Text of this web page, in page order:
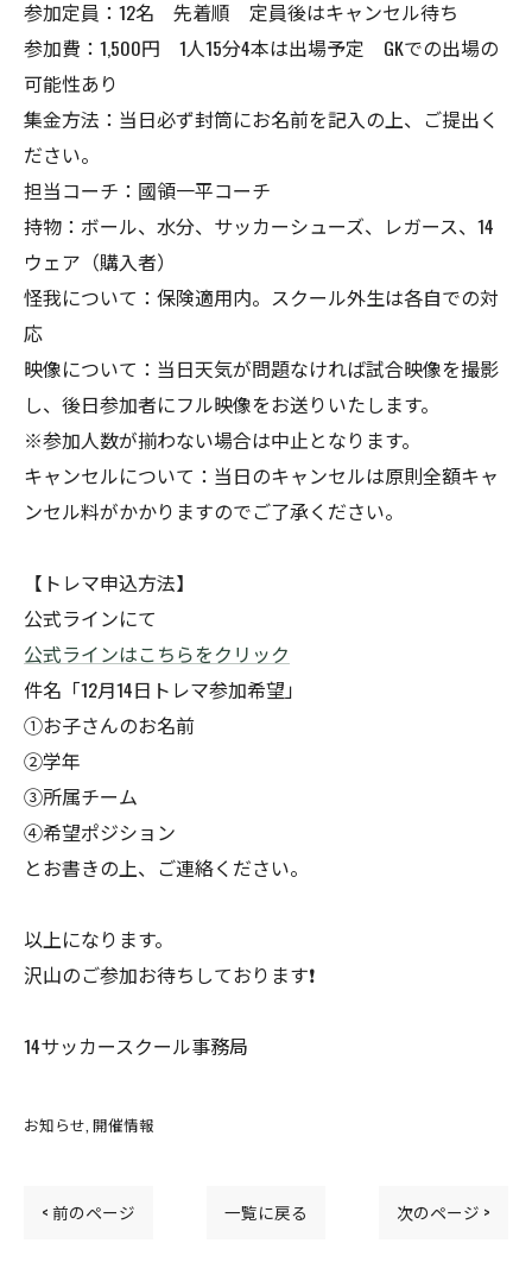
参加定員：12名 先着順 定員後はキャンセル待ち
参加費：1,500円 1人15分4本は出場予定 GKでの出場の
可能性あり
集金方法：当日必ず封筒にお名前を記入の上、ご提出く
ださい。
担当コーチ：國領一平コーチ
持物：ボール、水分、サッカーシューズ、レガース、14
ウェア（購入者）
怪我について：保険適用内。スクール外生は各自での対
応
映像について：当日天気が問題なければ試合映像を撮影
し、後日参加者にフル映像をお送りいたします。
※参加人数が揃わない場合は中止となります。
キャンセルについて：当日のキャンセルは原則全額キャ
ンセル料がかかりますのでご了承ください。
【トレマ申込方法】
公式ラインにて
公式ラインはこちらをクリック
件名「12月14日トレマ参加希望」
①お子さんのお名前
②学年
③所属チーム
④希望ポジション
とお書きの上、ご連絡ください。
以上になります。
沢山のご参加お待ちしております❗️
14サッカースクール事務局
お知らせ 開催情報
< 前のページ 一覧に戻る 次のページ >